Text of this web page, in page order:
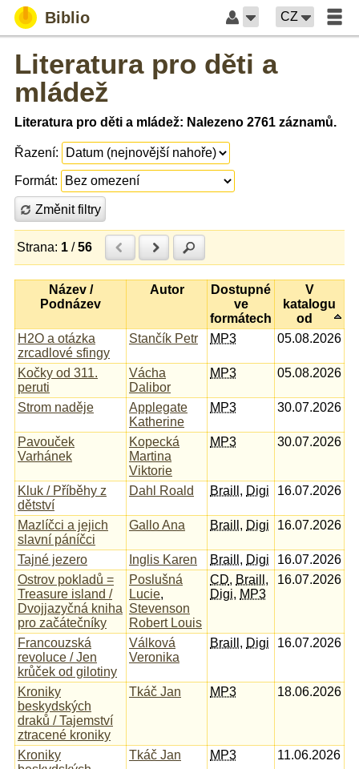
Biblio CZ
Literatura pro děti a
mládež
Literatura pro děti a mládež: Nalezeno 2761 záznamů.
Řazení:
Formát:
Změnit filtry
Strana: 1 /56 Předchozí
Další
Název /
Podnázev
Autor
Dostupné
ve
formátech
V
katalogu
od
H2O a otázka
zrcadlové sfingy
Stančík Petr MP3 05.08.2026
Kočky od 311.
peruti
Vácha
Dalibor
MP3 05.08.2026
Strom naděje
Applegate
Katherine
MP3 30.07.2026
Pavouček
Varhánek
Kopecká
Martina
Viktorie
MP3 30.07.2026
Kluk / Příběhy z
dětství
Dahl Roald Braill , Digi 16.07.2026
Mazlíčci a jejich
slavní páníčci
Gallo Ana Braill , Digi 16.07.2026
Tajné jezero Inglis Karen Braill , Digi
16.07.2026
Ostrov pokladů =
Treasure island /
Dvojjazyčná kniha
pro začátečníky
Poslušná
Lucie,
Stevenson
Robert Louis
CD, Braill ,
Digi, MP3
16.07.2026
Francouzská
revoluce / Jen
krůček od gilotiny
Válková
Veronika
Braill , Digi 16.07.2026
Kroniky
beskydských
draků / Tajemství
ztracené kroniky
Tkáč Jan MP3 18.06.2026
Kroniky
Tkáč Jan MP3 11.06.2026